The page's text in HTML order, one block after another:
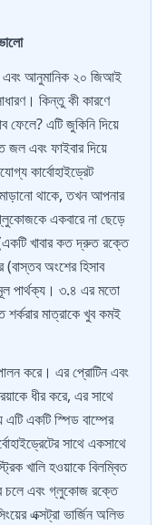
এবং আনুমানিক ২০ জিআই
কিন্তু কী কারণে
এটি জুকিনি দিয়ে
এবং ফাইবার দিয়ে
কার্বোহাইড্রেট
থাকে, তখন আপনার
একবারে না ছেড়ে
খাবার কত দ্রুত রক্তে
(বাস্তব অংশের হিসাব
পার্থক্য। ৩.৪ এর মতো
মাত্রাকে খুব কমই
করে। এর প্রোটিন এবং
ধীর করে, এর সাথে
একটি স্পিড বাম্পের
সাথে একসাথে
খালি হওয়াকে বিলম্বিত
চলে এবং গ্লুকোজ রক্তে
এক্সট্রা ভার্জিন অলিভ